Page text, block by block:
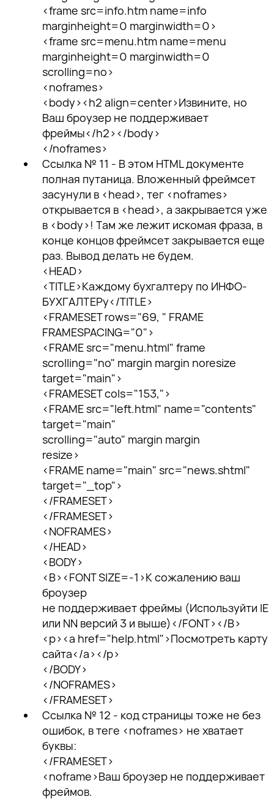
<frame src=info.htm name=info
marginheight=0 marginwidth=0>
<frame src=menu.htm name=menu
marginheight=0 marginwidth=0
scrolling=no>
<noframes>
<body><h2 align=center>Извините, но
Ваш броузер не поддерживает
фреймы</h2></body>
</noframes>
Ссылка № 11 - В этом HTML документе
полная путаница. Вложенный фреймсет
засунули в <head>, тег <noframes>
открывается в <head>, а закрывается уже
в <body>! Там же лежит искомая фраза, в
конце концов фреймсет закрывается еще
раз. Вывод делать не будем.
<HEAD>
<TITLE>Каждому бухгалтеру по ИНФО-
БУХГАЛТЕРу</TITLE>
<FRAMESET rows="69, " FRAME
FRAMESPACING="0">
<FRAME src="menu.html" frame
scrolling="no" margin margin noresize
target="main">
<FRAMESET cols="153,">
<FRAME src="left.html" name="contents"
target="main"
scrolling="auto" margin margin
resize>
<FRAME name="main" src="news.shtml"
target="_top">
</FRAMESET>
</FRAMESET>
<NOFRAMES>
</HEAD>
<BODY>
<B><FONT SIZE=-1>К сожалению ваш
броузер
не поддерживает фреймы (Используйти IE
или NN версий 3 и выше)</FONT></B>
<p><a href="help.html">Посмотреть карту
сайта</a></p>
</BODY>
</NOFRAMES>
</FRAMESET>
Ссылка № 12 - код страницы тоже не без
ошибок, в теге <noframes> не хватает
буквы:
</FRAMESET>
<noframe>Ваш броузер не поддерживает
фреймов.
Мы отправили вам
проверочное письмо —
Мы отправили вам
проверочное письмо —
Наш специалист свяжется с вами в
ближайшее время.
Подпишитесь, чтобы получать
тщательно отобранную экспертную
информацию о продвижении
Мы отправили вам
проверочное письмо —